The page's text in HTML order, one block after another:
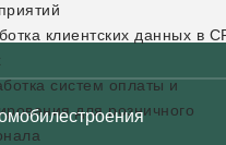
клиентских данных в
систем оплаты и
для розничного